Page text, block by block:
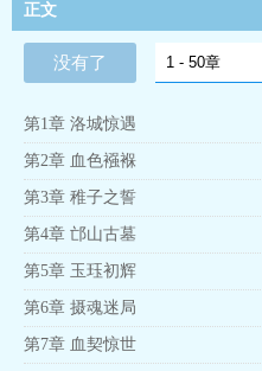
枷锁。随着的秘密被解开，郎
的惊天骗局！北邙山巅，郎清
神兵，向三界宣告：“我既非天
后，三界规则由我重写！这世
正文
没有了
第1章 洛城惊遇
第2章 血色襁褓
第3章 稚子之誓
第4章 邙山古墓
第5章 玉珏初辉
第6章 摄魂迷局
第7章 血契惊世